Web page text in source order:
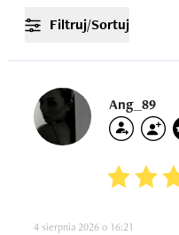
Filtruj/Sortuj
Ang_89
4 sierpnia 2026 o 16:21